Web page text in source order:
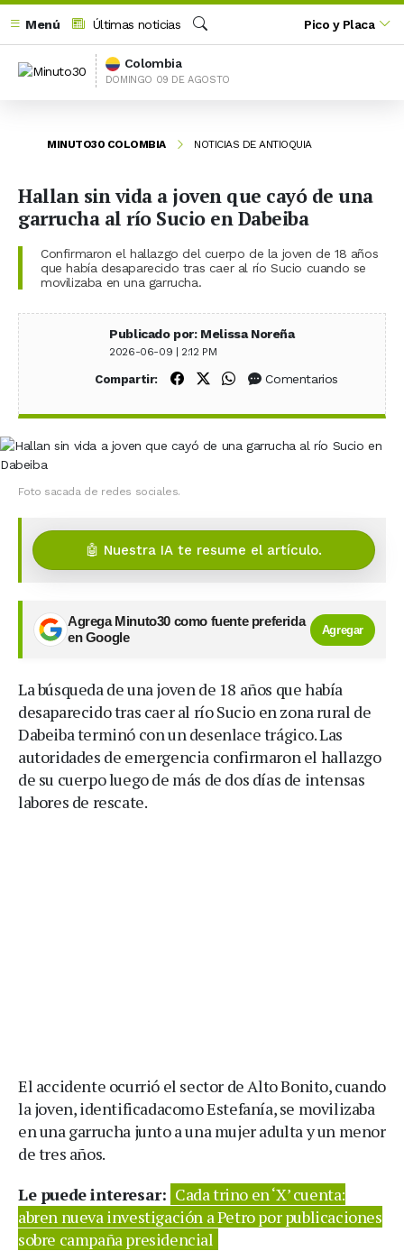
Menú
Últimas noticias
Buscar
Pico y Placa
Colombia
DOMINGO 09 DE AGOSTO
MINUTO30 COLOMBIA NOTICIAS DE ANTIOQUIA
Hallan sin vida a joven que cayó de una
garrucha al río Sucio en Dabeiba
Confirmaron el hallazgo del cuerpo de la joven de 18 años
que había desaparecido tras caer al río Sucio cuando se
movilizaba en una garrucha.
Publicado por: Melissa Noreña
2026-06-09 | 2:12 PM
Compartir: Compartir en Facebook
Compartir en X (Twitter)
Compartir en WhatsApp
Comentarios
Foto sacada de redes sociales.
🤖 Nuestra IA te resume el artículo.
Agrega Minuto30 como fuente preferida
en Google
Agregar
La búsqueda de una joven de 18 años que había
desaparecido tras caer al río Sucio en zona rural de
Dabeiba terminó con un desenlace trágico. Las
autoridades de emergencia confirmaron el hallazgo
de su cuerpo luego de más de dos días de intensas
labores de rescate.
El accidente ocurrió el sector de Alto Bonito, cuando
la joven, identificadacomo Estefanía, se movilizaba
en una garrucha junto a una mujer adulta y un menor
de tres años.
Le puede interesar: Cada trino en ‘X’ cuenta:
abren nueva investigación a Petro por publicaciones
sobre campaña presidencial